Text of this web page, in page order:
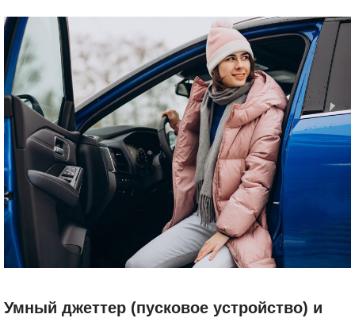
Умный джеттер (пусковое устройство) и